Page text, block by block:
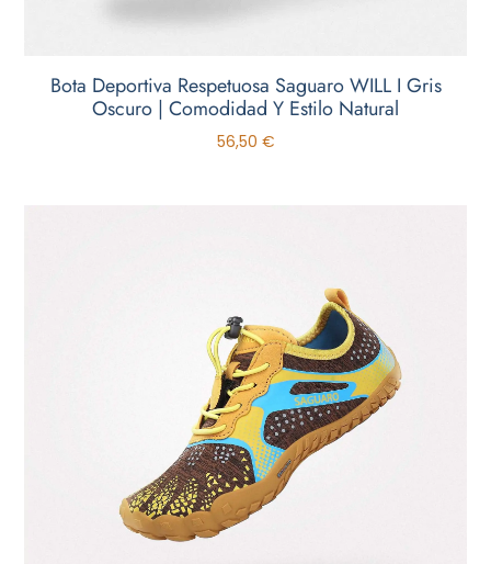
Bota Deportiva Respetuosa Saguaro WILL I Gris
Oscuro | Comodidad Y Estilo Natural
56,50 €